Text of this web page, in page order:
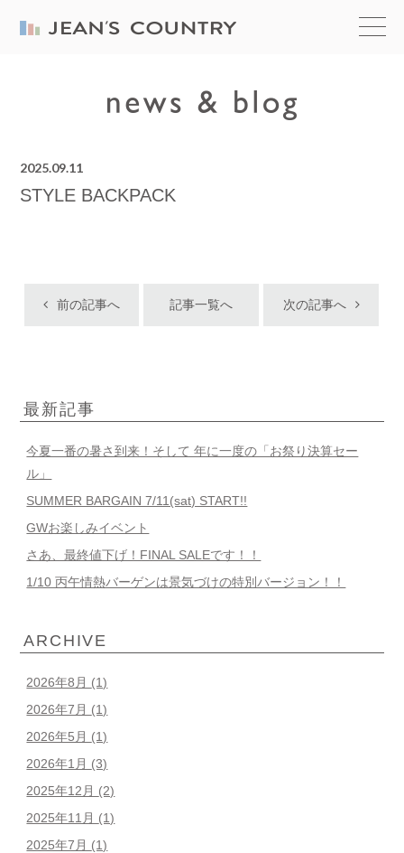
2025.09.11
STYLE BACKPACK
前の記事へ 記事一覧へ 次の記事へ
最新記事
今夏一番の暑さ到来！そして 年に一度の「お祭り決算セー
ル」
SUMMER BARGAIN 7/11(sat) START!!
GWお楽しみイベント
さあ、最終値下げ！FINAL SALEです！！
1/10 丙午情熱バーゲンは景気づけの特別バージョン！！
ARCHIVE
2026年8月 (1)
2026年7月 (1)
2026年5月 (1)
2026年1月 (3)
2025年12月 (2)
2025年11月 (1)
2025年7月 (1)